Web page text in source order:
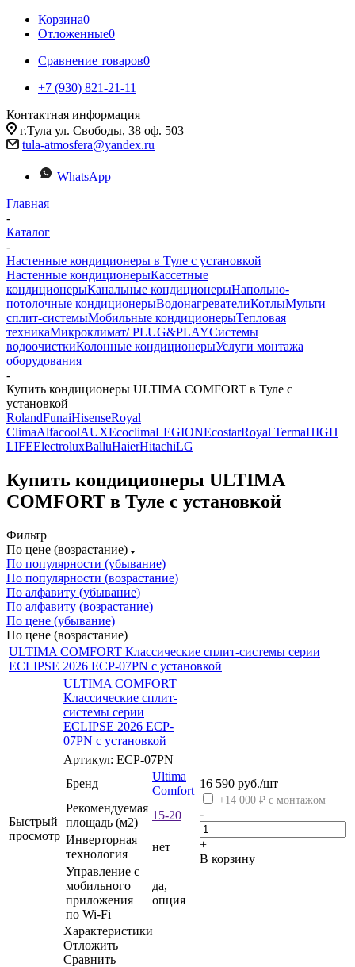
Корзина0
Отложенные0
Сравнение товаров0
+7 (930) 821-21-11
Контактная информация
г.Тула ул. Свободы, 38 оф. 503
tula-atmosfera@yandex.ru
WhatsApp
Главная
-
Каталог
-
Настенные кондиционеры в Туле с установкой
Настенные кондиционерыКассетные
кондиционерыКанальные кондиционерыНапольно-
потолочные кондиционерыВодонагревателиКотлыМульти
сплит-системыМобильные кондиционерыТепловая
техникаМикроклимат/ PLUG&PLAYСистемы
водоочисткиКолонные кондиционерыУслуги монтажа
оборудования
-
Купить кондиционеры ULTIMA COMFORT в Туле с
установкой
RolandFunaiHisenseRoyal
ClimaAlfacoolAUXEcoclimaLEGIONEcostarRoyal TermaHIGH
LIFEElectroluxBalluHaierHitachiLG
Купить кондиционеры ULTIMA
COMFORT в Туле с установкой
Фильтр
По цене (возрастание)
По популярности (убывание)
По популярности (возрастание)
По алфавиту (убывание)
По алфавиту (возрастание)
По цене (убывание)
По цене (возрастание)
ULTIMA COMFORT Классические сплит-системы серии
ECLIPSE 2026 ECP-07PN с установкой
Быстрый
просмотр
ULTIMA COMFORT
Классические сплит-
системы серии
ECLIPSE 2026 ECP-
07PN с установкой
Артикул: ECP-07PN
Бренд
Ultima
Comfort
Рекомендуемая
площадь (м2)
15-20
Инверторная
технология
нет
Управление c
мобильного
приложения
по Wi-Fi
да,
опция
Характеристики
Отложить
Сравнить
16 590 руб./шт
+14 000 ₽ с монтажом
-
+
В корзину